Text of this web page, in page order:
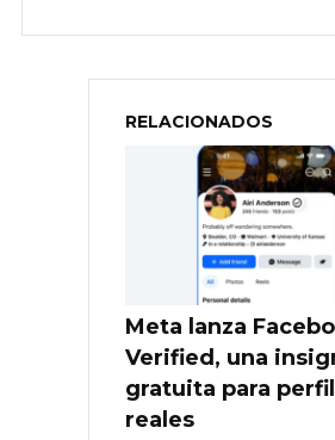
RELACIONADOS
Meta lanza
Verified, una
gratuita para
reales